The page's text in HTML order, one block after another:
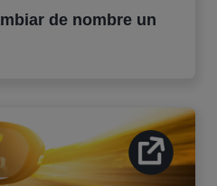
de nombre un